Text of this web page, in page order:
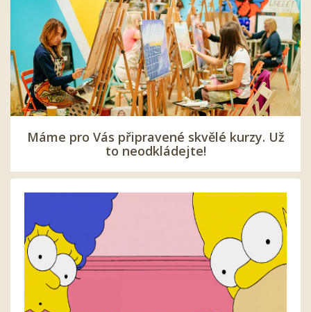
Máme pro Vás připravené skvělé kurzy. Už
to neodkládejte!